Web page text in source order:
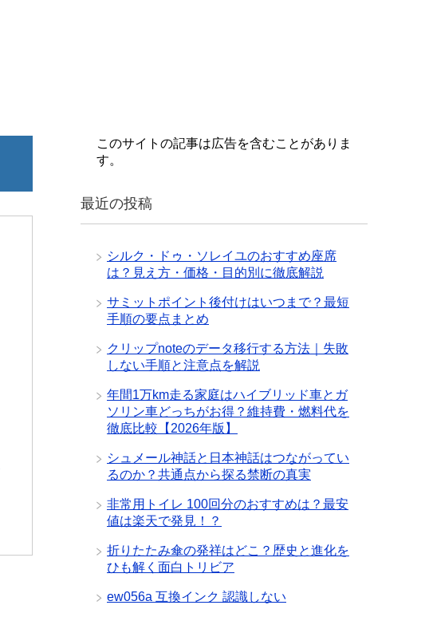
このサイトの記事は広告を含むことがありま
す。
最近の投稿
シルク・ドゥ・ソレイユのおすすめ座席
は？見え方・価格・目的別に徹底解説
サミットポイント後付けはいつまで？最短
手順の要点まとめ
クリップnoteのデータ移行する方法｜失敗
しない手順と注意点を解説
年間1万km走る家庭はハイブリッド車とガ
ソリン車どっちがお得？維持費・燃料代を
徹底比較【2026年版】
シュメール神話と日本神話はつながってい
るのか？共通点から探る禁断の真実
非常用トイレ 100回分のおすすめは？最安
値は楽天で発見！？
折りたたみ傘の発祥はどこ？歴史と進化を
ひも解く面白トリビア
ew056a 互換インク 認識しない